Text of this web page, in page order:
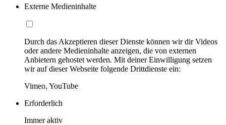
Externe Medieninhalte
Durch das Akzeptieren dieser Dienste können wir dir Videos
oder andere Medieninhalte anzeigen, die von externen
Anbietern gehostet werden. Mit deiner Einwilligung setzen
wir auf dieser Webseite folgende Drittdienste ein:
Vimeo, YouTube
Erforderlich
Immer aktiv